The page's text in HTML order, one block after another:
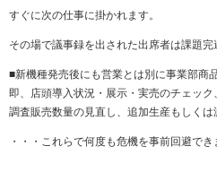
すぐに次の仕事に掛かれます。
その場で議事録を出された出席者は課題完
■新機種発売後にも営業とは別に事業部商
即、店頭導入状況・展示・実売のチェッ
調査販売数量の見直し、追加生産もしくは
・・・これらで何度も危機を事前回避でき